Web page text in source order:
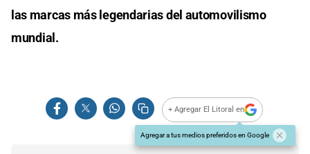
las marcas más legendarias del automovilismo
mundial.
+ Agregar El Litoral en
Agregar a tus medios preferidos en Google